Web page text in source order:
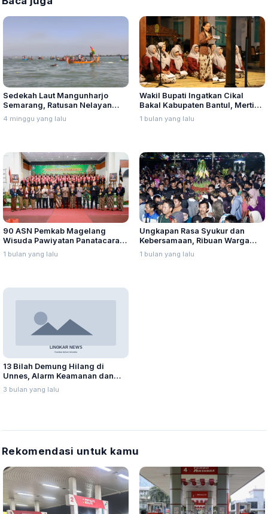
Sedekah Laut Mangunharjo
Semarang, Ratusan Nelayan
Larung Sesaji ke Laut
4 minggu yang lalu
Wakil Bupati Ingatkan Cikal
Bakal Kabupaten Bantul, Merti
Dusun Jadi Identitas Daerah
1 bulan yang lalu
90 ASN Pemkab Magelang
Wisuda Pawiyatan Panatacara
dan Pamedharsabda Permadani
1 bulan yang lalu
Ungkapan Rasa Syukur dan
Kebersamaan, Ribuan Warga
Padati Grebeg Sura Merti Jagad
2026
1 bulan yang lalu
13 Bilah Demung Hilang di
Unnes, Alarm Keamanan dan
Ancaman bagi Pembelajaran
Budaya
3 bulan yang lalu
Rekomendasi untuk kamu